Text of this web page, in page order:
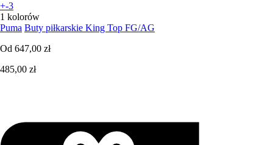
+-3
1 kolorów
Puma Buty piłkarskie King Top FG/AG
Od 647,00 zł
485,00 zł